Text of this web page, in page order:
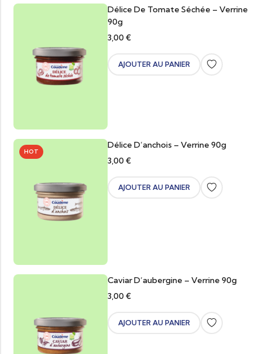
Délice De Tomate Séchée – Verrine
90g
3,00 €
AJOUTER AU PANIER
HOT
Délice D’anchois – Verrine 90g
3,00 €
AJOUTER AU PANIER
Caviar D’aubergine – Verrine 90g
3,00 €
AJOUTER AU PANIER